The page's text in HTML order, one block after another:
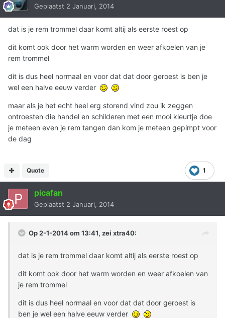
Geplaatst 2 Januari, 2014
dat is je rem trommel daar komt altij als eerste roest op
dit komt ook door het warm worden en weer afkoelen van je
rem trommel
dit is dus heel normaal en voor dat dat door geroest is ben je
wel een halve eeuw verder
maar als je het echt heel erg storend vind zou ik zeggen
ontroesten die handel en schilderen met een mooi kleurtje doe
je meteen even je rem tangen dan kom je meteen gepimpt voor
de dag
1
Quote
picafan
Geplaatst 2 Januari, 2014
Op 2-1-2014 om 13:41, zei xtra40:
dat is je rem trommel daar komt altij als eerste roest op
dit komt ook door het warm worden en weer afkoelen van
je rem trommel
dit is dus heel normaal en voor dat dat door geroest is
ben je wel een halve eeuw verder